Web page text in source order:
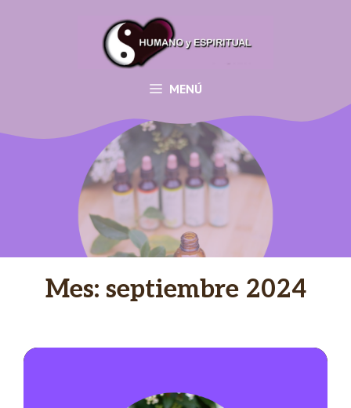
MENÚ
Mes: septiembre 2024